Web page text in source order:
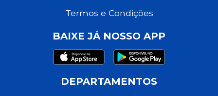
Termos e Condições
BAIXE JÁ NOSSO APP
DEPARTAMENTOS